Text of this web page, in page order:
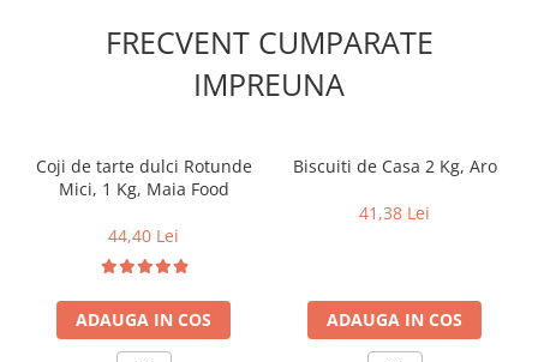
FRECVENT CUMPARATE
IMPREUNA
Coji de tarte dulci Rotunde
Mici, 1 Kg, Maia Food
44,40 Lei
ADAUGA IN COS
Biscuiti de Casa 2 Kg, Aro
41,38 Lei
ADAUGA IN COS